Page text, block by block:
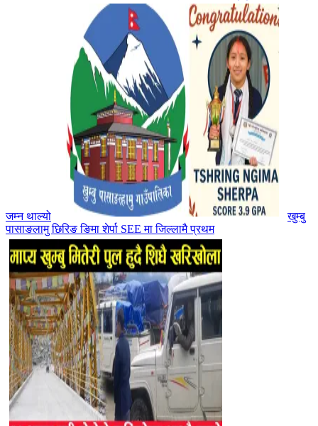
जम्न थाल्यो
खुम्बु
पासाङलामु छिरिङ ङिमा शेर्पा SEE मा जिल्लामै प्रथम